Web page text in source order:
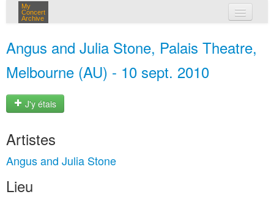
My
Concert
Archive
Angus and Julia Stone, Palais Theatre,
Melbourne (AU) - 10 sept. 2010
J'y étais
Artistes
Angus and Julia Stone
Lieu